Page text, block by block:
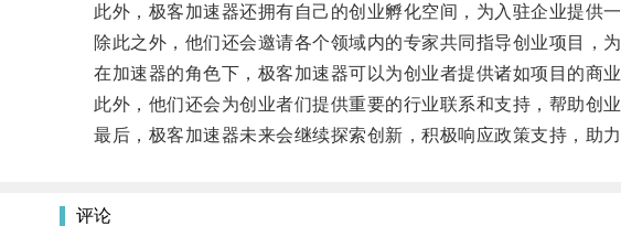
此外，极客加速器还拥有自己的创业孵化空间，为入驻企业提供一
除此之外，他们还会邀请各个领域内的专家共同指导创业项目，为
在加速器的角色下，极客加速器可以为创业者提供诸如项目的商业
此外，他们还会为创业者们提供重要的行业联系和支持，帮助创业
最后，极客加速器未来会继续探索创新，积极响应政策支持，助力
评论